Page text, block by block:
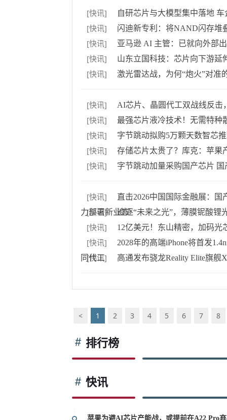
[快讯] 自研芯片与大模型集中落地
[快讯] 闪迪新专利：将NAND闪存堆
[快讯] 亚马逊 AI 主管：已就向外部
[快讯] 山东立国科技：芯片向下游延
[快讯] 激光雷达战，为何“炮火”对准
[快讯] AI芯片、晶圆代工双战线反击
[快讯] 最强芯片液冷技术！无需特种
[快讯] 字节跳动拟购5万颗天数智芯
[快讯] 存储芯片太贵了？库克：苹果
[快讯] 字节跳动加量采购国产芯片
[快讯]
直击2026中国国际金融展：国
力部署新业态
[快讯] 追逐“未来之光”，薄膜铌酸锂
[快讯] 12亿美元！东山精密，加码光
[快讯]
2028年的高端iPhone将首发
同代工
[快讯] 高通发布骁龙Reality Elite旗舰
< 1 2 3 4 5 6 7 8
排行榜
快讯
苹果为避AI芯片产能战，或提前在A22 Pro